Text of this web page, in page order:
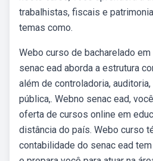
trabalhistas, fiscais e
temas como.
Webo curso de bacharelado
senac ead aborda a estrutura
além de controladoria,
pública,. Webno senac ead,
oferta de cursos online em
distância do país. Webo curso
contabilidade do senac ead